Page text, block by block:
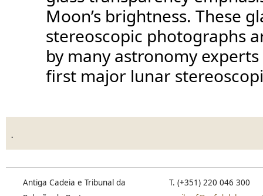
Moon’s brightness. These
stereoscopic photographs
by many astronomy
first major lunar
.
Antiga Cadeia e Tribunal da
T. (+351) 220 046 300